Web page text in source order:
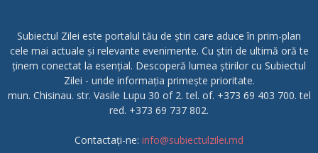
Subiectul Zilei este portalul tău de știri care aduce în prim-plan
cele mai actuale și relevante evenimente. Cu știri de ultimă oră te
ținem conectat la esențial. Descoperă lumea știrilor cu Subiectul
Zilei - unde informația primește prioritate.
mun. Chisinau. str. Vasile Lupu 30 of 2. tel. of. +373 69 403 700. tel
red. +373 69 737 802.
Contactați-ne: info@subiectulzilei.md